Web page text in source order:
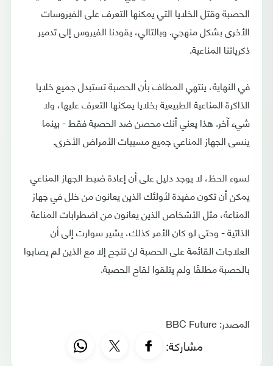
الحصبة وقتل الخلايا التي يمكنها التعرف على الفيروسات
الأخرى بشكل منهجي. وبالتالي، يقودنا الفيروس إلى تدمير
ذكرياتنا المناعية.
في النهاية، ينتهي المطاف بأن الحصبة تستبدل جميع خلايا
الذاكرة المناعية الطبيعية بخلايا يمكنها التعرف عليها، ولا
شيء آخر. هذا يعني أنك محصن ضد الحصبة فقط - بينما
ينسى الجهاز المناعي جميع مسببات الأمراض الأخرى.
لسوء الحظ، لا يوجد دليل على أن إعادة ضبط الجهاز المناعي
يمكن أن تكون مفيدة لأولئك الذين يعانون من خلل في جهاز
المناعة، مثل الأشخاص الذين يعانون من اضطرابات المناعة
الذاتية - وحتى لو كان الأمر كذلك، يشير سوارت إلى أن
العلاجات القائمة على الحصبة لن تنجح إلا مع الذين لم يصابوا
بالحصبة مطلقًا ولم يتلقوا لقاح الحصبة.
المصدر: BBC Future
مشاركة: